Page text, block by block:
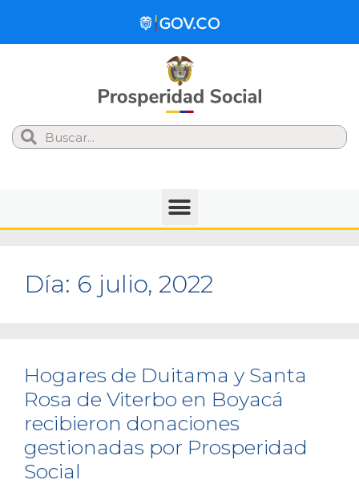
Search
Día: 6 julio, 2022
Hogares de Duitama y Santa
Rosa de Viterbo en Boyacá
recibieron donaciones
gestionadas por Prosperidad
Social